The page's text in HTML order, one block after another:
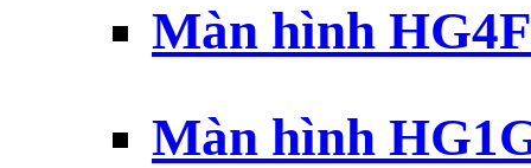
Màn hình
Màn hình